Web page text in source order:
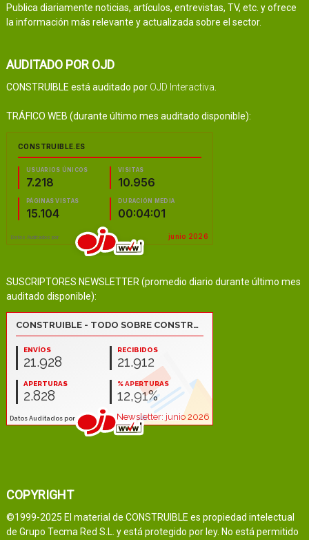
Publica diariamente noticias, artículos, entrevistas, TV, etc. y ofrece
la información más relevante y actualizada sobre el sector.
AUDITADO POR OJD
CONSTRUIBLE está auditado por OJD Interactiva
TRÁFICO WEB (durante último mes auditado disponible):
SUSCRIPTORES NEWSLETTER (promedio diario durante último mes
auditado disponible):
COPYRIGHT
©1999-2025 El material de CONSTRUIBLE es propiedad intelectual
de Grupo Tecma Red S.L. y está protegido por ley. No está permitido